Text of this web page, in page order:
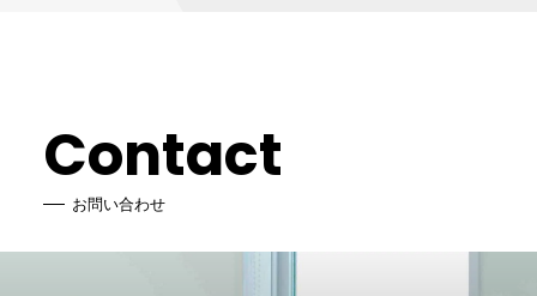
Contact
お問い合わせ